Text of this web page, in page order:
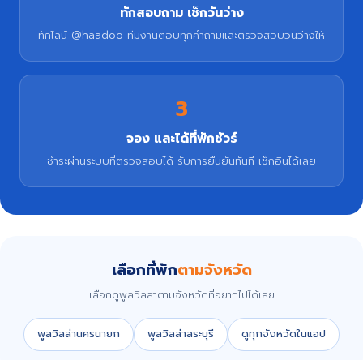
ทักสอบถาม เช็กวันว่าง
ทักไลน์ @haadoo ทีมงานตอบทุกคำถามและตรวจสอบวันว่างให้
3
จอง และได้ที่พักชัวร์
ชำระผ่านระบบที่ตรวจสอบได้ รับการยืนยันทันที เช็กอินได้เลย
เลือกที่พักตามจังหวัด
เลือกดูพูลวิลล่าตามจังหวัดที่อยากไปได้เลย
พูลวิลล่านครนายก พูลวิลล่าสระบุรี ดูทุกจังหวัดในแอป